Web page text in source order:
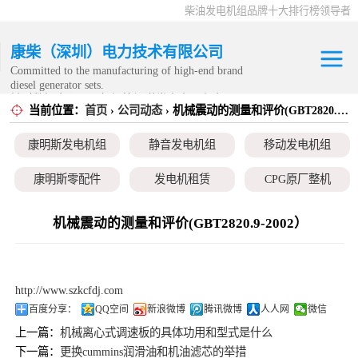
柴油发电机组品牌十大排行榜领导者
康柴（深圳）电力技术有限公司
Committed to the manufacturing of high-end brand
diesel generator sets.
务范围内。
当前位置： 首页 › 公司动态› 机械震动的测量和评价(GBT2820.9-2002）
康明斯发电机组 静音发电机组 移动发电机组
康明斯零配件 发电机租赁 CPG原厂整机
机械震动的测量和评价(GBT2820.9-2002）
http://www.szkcfdj.com
百度分享： QQ空间 新浪微博 腾讯微博 人人网 微信
上一篇：机械离心式调速板的具体功用和型式是什么
下一篇： 更换cummins润滑油和机油滤芯的举措
康明斯发电机组
静音发电机组
康明斯零配件
CPG原厂整机